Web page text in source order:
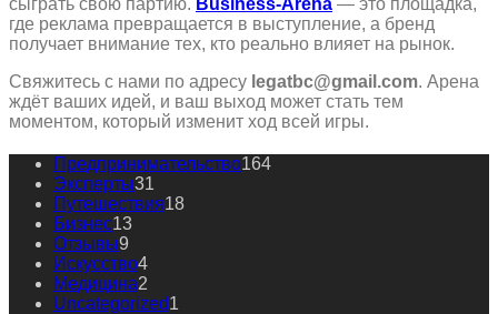
где реклама превращается в выступление, а бренд
получает внимание тех, кто реально влияет на рынок.
Свяжитесь с нами по адресу legatbc@gmail.com. Арена
ждёт ваших идей, и ваш выход может стать тем
моментом, который изменит ход всей игры.
Предпринимательство164
Эксперты31
Путешествия18
Бизнес13
Отзывы9
Искусство4
Медицина2
Uncategorized1